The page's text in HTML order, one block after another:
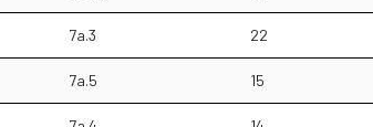
7a.3 22
7a.5 15